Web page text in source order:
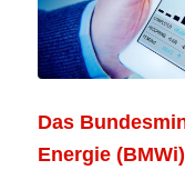
Das
Energie